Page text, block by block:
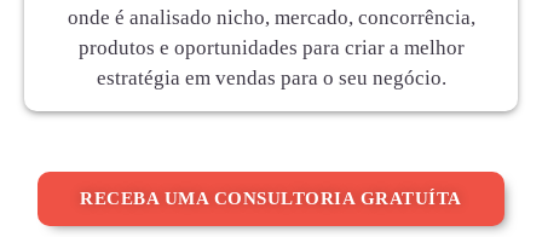
onde é analisado nicho, mercado, concorrência,
produtos e oportunidades para criar a melhor
estratégia em vendas para o seu negócio.
RECEBA UMA CONSULTORIA GRATUÍTA